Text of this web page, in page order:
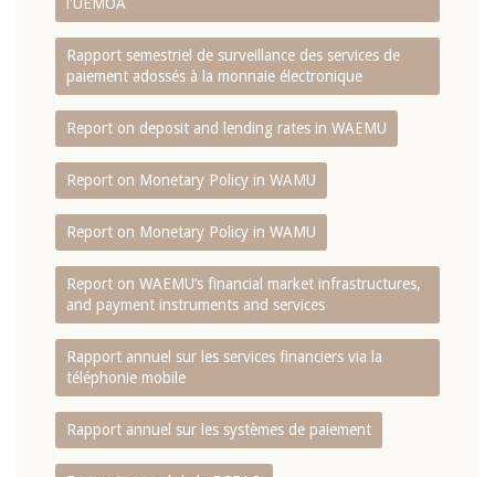
Rapport semestriel de surveillance des services de
paiement adossés à la monnaie électronique
Report on deposit and lending rates in WAEMU
Report on Monetary Policy in WAMU
Report on Monetary Policy in WAMU
Report on WAEMU’s financial market infrastructures,
and payment instruments and services
Rapport annuel sur les services financiers via la
téléphonie mobile
Rapport annuel sur les systèmes de paiement